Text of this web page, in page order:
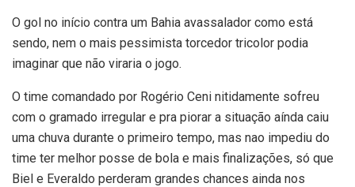
O gol no início contra um Bahia avassalador como está
sendo, nem o mais pessimista torcedor tricolor podia
imaginar que não viraria o jogo.
O time comandado por Rogério Ceni nitidamente sofreu
com o gramado irregular e pra piorar a situação aínda caiu
uma chuva durante o primeiro tempo, mas nao impediu do
time ter melhor posse de bola e mais finalizações, só que
Biel e Everaldo perderam grandes chances ainda nos